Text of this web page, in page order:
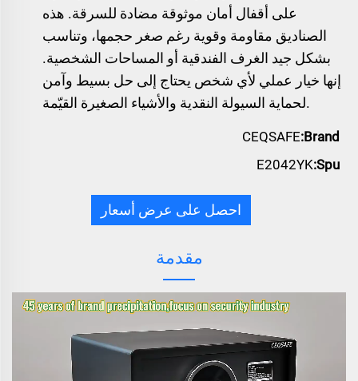
على أقفال أمان موثوقة مضادة للسرقة. هذه
الصناديق مقاومة وقوية رغم صغر حجمها، وتناسب
بشكل جيد الغرف الفندقية أو المساحات الشخصية.
إنها خيار عملي لأي شخص يحتاج إلى حل بسيط وآمن
لحماية السيولة النقدية والأشياء الصغيرة القيّمة.
Brand:
CEQSAFE
Spu:
E2042YK
احصل على عرض أسعار
مقدمة